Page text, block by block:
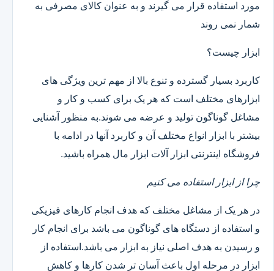
مورد استفاده قرار می گیرند و به عنوان کالای مصرفی به
شمار نمی روند
ابزار چیست؟
کاربرد بسیار گسترده و تنوع بالا از مهم ترین ویژگی های
ابزارهای مختلف است که هر یک برای کسب و کار و
مشاغل گوناگون تولید و عرضه می شوند.به منظور آشنایی
بیشتر با ابزار انواع مختلف آن و کاربرد آنها در ادامه با
فروشگاه اینترنتی ابزار آلات ابزار مال همراه باشید.
چرا از ابزار استفاده می کنیم
در هر یک از مشاغل مختلف که هدف انجام کارهای فیزیکی
و استفاده از دستگاه های گوناگون می باشد برای انجام کار
و رسیدن به هدف اصلی نیاز به ابزار می باشد.استفاده از
ابزار در مرحله اول باعث آسان تر شدن کارها و کاهش